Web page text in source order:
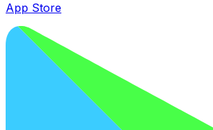
App Store